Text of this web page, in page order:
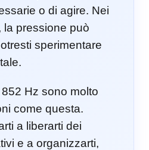
o di agire. Nei
la pressione può
sperimentare
Hz sono molto
come questa.
a liberarti dei
e a organizzarti,